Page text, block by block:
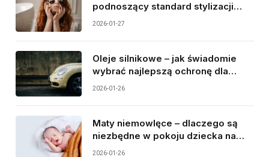
podnoszący standard stylizacji
brwi i rzęs
2026-01-27
Oleje silnikowe – jak świadomie
wybrać najlepszą ochronę dla
silnika samochodu?
2026-01-26
Maty niemowlęce – dlaczego są
niezbędne w pokoju dziecka na
pierwszych etapach rozwoju?
2026-01-26